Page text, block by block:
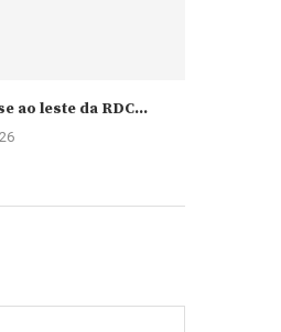
ao leste da RDC...